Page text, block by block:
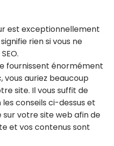
est exceptionnellement
rien si vous ne
fournissent énormément
auriez beaucoup
site. Il vous suffit de
conseils ci-dessus et
votre site web afin de
et vos contenus sont